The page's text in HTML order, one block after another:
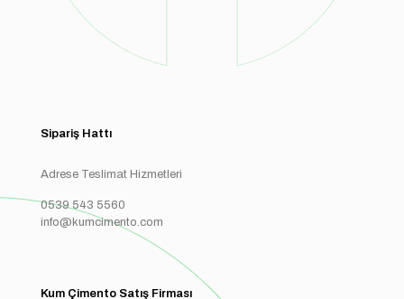
Sipariş Hattı
Adrese Teslimat Hizmetleri
0539 543 5560
info@kumcimento.com
Kum Çimento Satış Firması